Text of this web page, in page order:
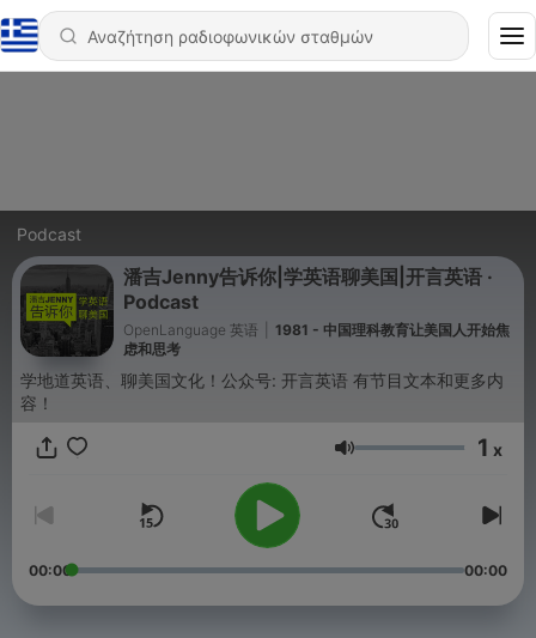
Podcast
潘吉Jenny告诉你|学英语聊美国|开言英语 ·
Podcast
OpenLanguage 英语
1981 - 中国理科教育让美国人开始焦
虑和思考
学地道英语、聊美国文化！公众号: 开言英语 有节目文本和更多内
容！
Ένταση 1 x
00:00 00:00